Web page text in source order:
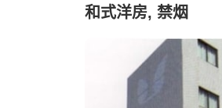
和式洋房, 禁烟